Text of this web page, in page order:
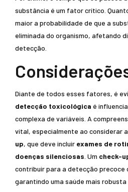
substância é um fator crítico.
maior a probabilidade de que a
eliminada do organismo, afetando
detecção.
Diante de todos esses fatores, é
detecção toxicológica é
complexa de variáveis. A
vital, especialmente ao considerar a
up, que deve incluir exames de
doenças silenciosas . Um check-
contribuir para a detecção precoce
garantindo uma saúde mais robusta